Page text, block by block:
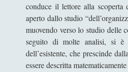
conduce il lettore alla
aperto dallo studio
muovendo verso lo studio delle
seguito di molte analisi, si è
dell’esistente, che prescinde
essere descritta